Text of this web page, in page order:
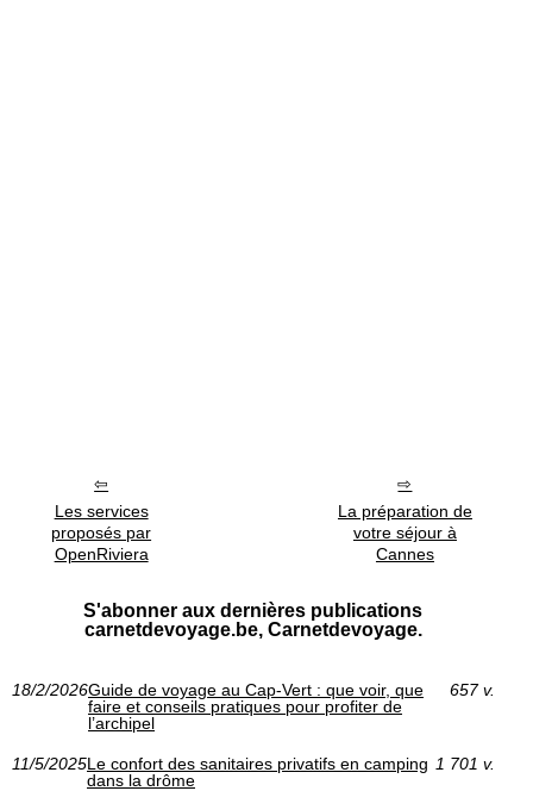
Les services
proposés par
OpenRiviera
La préparation de
votre séjour à
Cannes
S'abonner aux dernières publications
carnetdevoyage.be, Carnetdevoyage.
18/2/2026Guide de voyage au Cap‑Vert : que voir, que
faire et conseils pratiques pour profiter de
l’archipel
657 v.
11/5/2025Le confort des sanitaires privatifs en camping
dans la drôme
1 701 v.